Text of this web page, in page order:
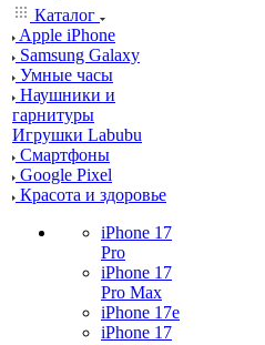
Каталог
Apple iPhone
Samsung Galaxy
Умные часы
Наушники и
гарнитуры
Игрушки Labubu
Смартфоны
Google Pixel
Красота и здоровье
iPhone 17
Pro
iPhone 17
Pro Max
iPhone 17e
iPhone 17